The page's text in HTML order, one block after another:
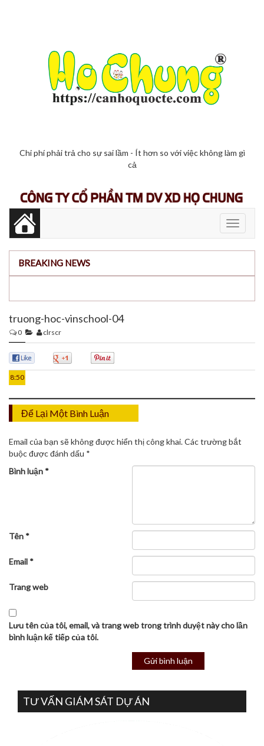
Chi phí phải trả cho sự sai lầm - Ít hơn so với việc không làm gì
cả
Toggle
BREAKING NEWS
truong-hoc-vinschool-04
0
clrscr
TH7
8:50
Để Lại Một Bình Luận
Email của bạn sẽ không được hiển thị công khai.Các trường bắt
buộc được đánh dấu *
Bình luận *
Tên *
Email *
Trang web
Lưu tên của tôi, email, và trang web trong trình duyệt này cho lần
bình luận kế tiếp của tôi.
TƯ VẤN GIÁM SÁT DỰ ÁN